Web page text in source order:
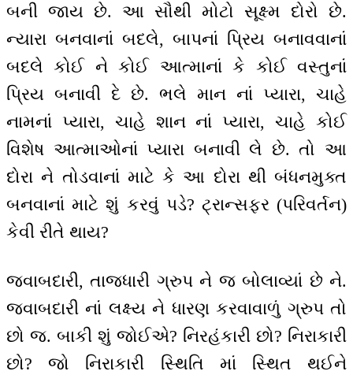
બની જાય છે. આ સૌથી મોટો સૂક્ષ્મ દોરો છે.
ન્યારા બનવાનાં બદલે, બાપનાં પ્રિય બનાવવાનાં
બદલે કોઈ ને કોઈ આત્માનાં કે કોઈ વસ્તુનાં
પ્રિય બનાવી દે છે. ભલે માન નાં પ્યારા, ચાહે
નામનાં પ્યારા, ચાહે શાન નાં પ્યારા, ચાહે કોઈ
વિશેષ આત્માઓનાં પ્યારા બનાવી લે છે. તો આ
દોરા ને તોડવાનાં માટે કે આ દોરા થી બંધનમુક્ત
બનવાનાં માટે શું કરવું પડે? ટ્રાન્સફર (પરિવર્તન)
કેવી રીતે થાય?
જવાબદારી, તાજધારી ગ્રુપ ને જ બોલાવ્યાં છે ને.
જવાબદારી નાં લક્ષ્ય ને ધારણ કરવાવાળું ગ્રુપ તો
છો જ. બાકી શું જોઈએ? નિરહંકારી છો? નિરાકારી
છો? જો નિરાકારી સ્થિતિ માં સ્થિત થઈને